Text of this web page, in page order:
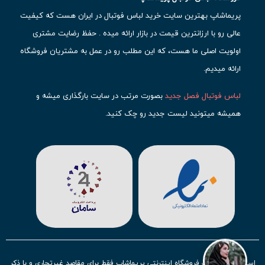
پریماشاپ بهترین سایت خرید لباس فوتبال در ایران هست که کیفیت
عالی رو با ارزانترین قیمت در بازار ارائه میده . حفظ رضایت مشتری
اولویت اصلی ما هست، که این مطلب رو در عمل به مشتریان فروشگاه
ارائه میدیم.
لباس فوتبال فصل جدیدبصورت مرتب در سایت بارگذاری میشه و
همیشه میتونید لیست جدید رو چک کنید.
حتما مشاهده کنید که قطعا برای تیم های مطرح دنیای فوتبال، تعداد
بیشتری محصول موجود میشه. این مورد شامل
لباس رئال مادرید
لباس اینتر میامی لباس منچستر سیتی
آث میلان میشه.
در ایران هملباس استقلال،لباس پرسپولیسولباس تیم ملی
ایرانتوجه زیادی بشون شده و تقریبا تمام محصولاتشون رو موجود